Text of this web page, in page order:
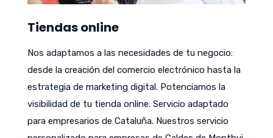
Tiendas online
Nos adaptamos a las necesidades de tu negocio:
desde la creación del comercio electrónico hasta la
estrategia de marketing digital. Potenciamos la
visibilidad de tu tienda online. Servicio adaptado
para empresarios de Cataluña. Nuestros servicio